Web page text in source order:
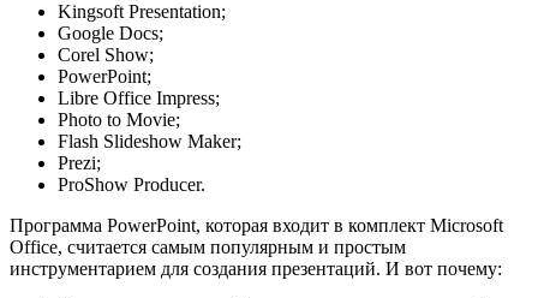
Kingsoft Presentation;
Google Docs;
Corel Show;
PowerPoint;
Libre Office Impress;
Photo to Movie;
Flash Slideshow Maker;
Prezi;
ProShow Producer.
Программа PowerPoint, которая входит в комплект Microsoft
Office, считается самым популярным и простым
инструментарием для создания презентаций. И вот почему: